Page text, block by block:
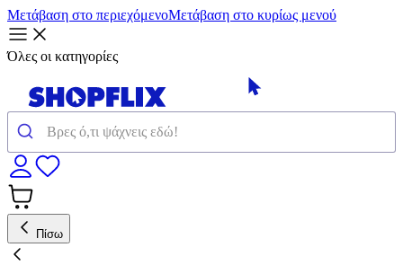
Μετάβαση στο περιεχόμενοΜετάβαση στο κυρίως μενού
Όλες οι κατηγορίες
Πίσω